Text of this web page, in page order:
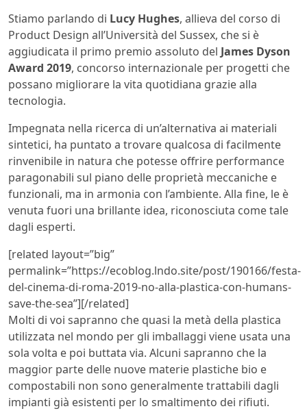
Stiamo parlando di Lucy Hughes, allieva del corso di
Product Design all’Università del Sussex, che si è
aggiudicata il primo premio assoluto del James Dyson
Award 2019, concorso internazionale per progetti che
possano migliorare la vita quotidiana grazie alla
tecnologia.
Impegnata nella ricerca di un’alternativa ai materiali
sintetici, ha puntato a trovare qualcosa di facilmente
rinvenibile in natura che potesse offrire performance
paragonabili sul piano delle proprietà meccaniche e
funzionali, ma in armonia con l’ambiente. Alla fine, le è
venuta fuori una brillante idea, riconosciuta come tale
dagli esperti.
[related layout=”big”
permalink=”https://ecoblog.lndo.site/post/190166/festa-
del-cinema-di-roma-2019-no-alla-plastica-con-humans-
save-the-sea”][/related]
Molti di voi sapranno che quasi la metà della plastica
utilizzata nel mondo per gli imballaggi viene usata una
sola volta e poi buttata via. Alcuni sapranno che la
maggior parte delle nuove materie plastiche bio e
compostabili non sono generalmente trattabili dagli
impianti già esistenti per lo smaltimento dei rifiuti.